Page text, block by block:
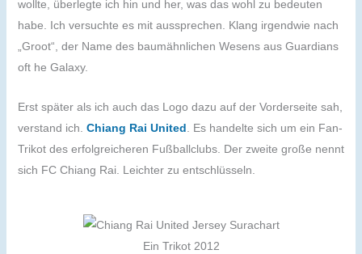
wollte, überlegte ich hin und her, was das wohl zu bedeuten
habe. Ich versuchte es mit aussprechen. Klang irgendwie nach
„Groot“, der Name des baumähnlichen Wesens aus Guardians
oft he Galaxy.
Erst später als ich auch das Logo dazu auf der Vorderseite sah,
verstand ich. Chiang Rai United . Es handelte sich um ein Fan-
Trikot des erfolgreicheren Fußballclubs. Der zweite große nennt
sich FC Chiang Rai. Leichter zu entschlüsseln.
Ein Trikot 2012